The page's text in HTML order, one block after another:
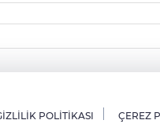
POLİTİKASI ÇEREZ